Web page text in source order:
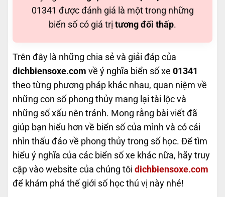
01341 được đánh giá là một trong những
biển số có giá trị tương đối thấp.
Trên đây là những chia sẻ và giải đáp của
dichbiensoxe.com về ý nghĩa biển số xe 01341
theo từng phương pháp khác nhau, quan niệm về
những con số phong thủy mang lại tài lộc và
những số xấu nên tránh. Mong rằng bài viết đã
giúp bạn hiểu hơn về biển số của mình và có cái
nhìn thấu đáo về phong thủy trong số học. Để tìm
hiểu ý nghĩa của các biển số xe khác nữa, hãy truy
cập vào website của chúng tôi dichbiensoxe.com
để khám phá thế giới số học thú vị này nhé!